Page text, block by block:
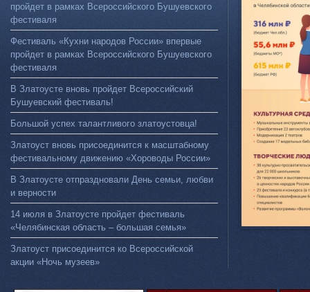
пройдет в рамках Всероссийского Бушуевского
фестиваля
Фестиваль «Кухни народов России» впервые
пройдет в рамках Всероссийского Бушуевского
фестиваля
В Златоусте вновь пройдет Всероссийский
Бушуевский фестиваль!
Большой успех талантливого златоустовца!
Златоуст вновь присоединится к масштабному
фестивальному движению «Хороводы России»
В Златоусте отпраздновали День семьи, любви
и верности
14 июля в Златоусте пройдет фестиваль
«Челябинская область – большая семья»
Златоуст присоединится ко Всероссийской
акции «Ночь музеев»